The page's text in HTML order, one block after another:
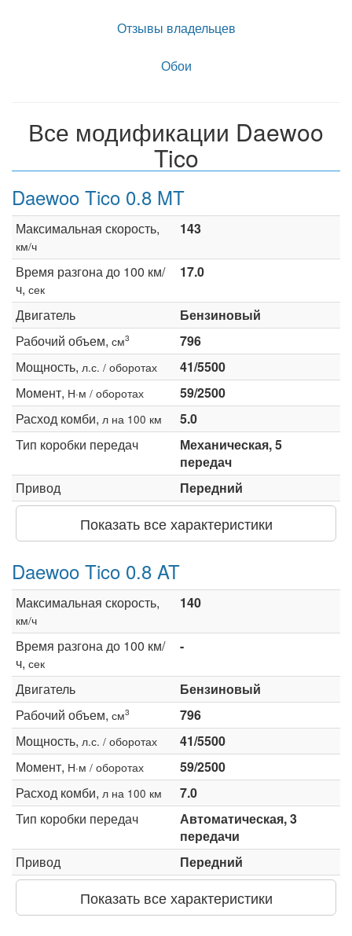
Отзывы владельцев
Обои
Все модификации Daewoo
Tico
Daewoo Tico 0.8 MT
Максимальная скорость,
км/ч
143
Время разгона до 100 км/
ч, сек
17.0
Двигатель
Бензиновый
Рабочий объем, см3
796
Мощность, л.с. / оборотах
41/5500
Момент, Н·м / оборотах
59/2500
Расход комби, л на 100 км
5.0
Тип коробки передач
Механическая, 5
передач
Привод
Передний
Показать все характеристики
Daewoo Tico 0.8 AT
Максимальная скорость,
км/ч
140
Время разгона до 100 км/
ч, сек
-
Двигатель
Бензиновый
Рабочий объем, см3
796
Мощность, л.с. / оборотах
41/5500
Момент, Н·м / оборотах
59/2500
Расход комби, л на 100 км
7.0
Тип коробки передач
Автоматическая, 3
передачи
Привод
Передний
Показать все характеристики